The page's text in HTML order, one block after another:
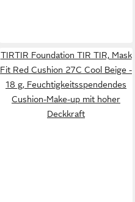
TIRTIR Foundation TIR TIR, Mask
Fit Red Cushion 27C Cool Beige -
18 g, Feuchtigkeitsspendendes
Cushion-Make-up mit hoher
Deckkraft